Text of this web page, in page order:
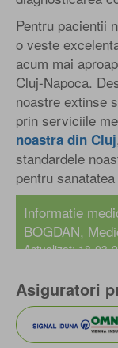
Pentru pacientii
o veste
acum mai
Cluj-Napoca.
noastre extinse
prin serviciile
noastra din Cluj
standardele
pentru
Informatie
BOGDAN,
Actualizat: 18-03-
Asiguratori